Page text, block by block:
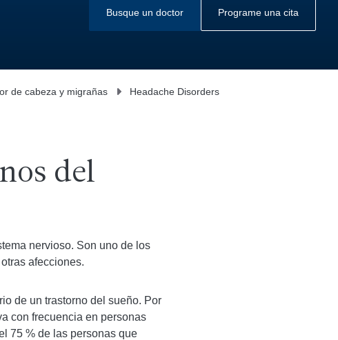
Busque un doctor Programe una cita
de cabeza y migrañas Headache Disorders
del
nervioso. Son uno de los
afecciones.
de un trastorno del sueño. Por
con frecuencia en personas
75 % de las personas que